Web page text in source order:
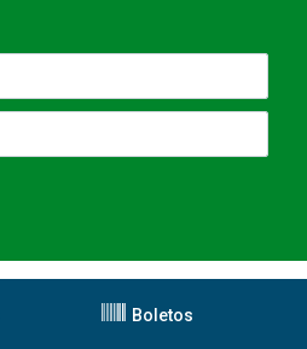
Boletos